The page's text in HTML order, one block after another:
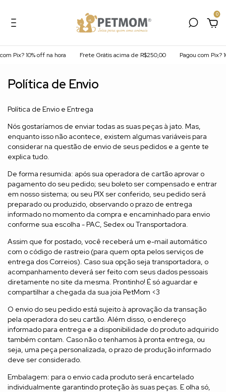
0
Pix? 10% off na hora Frete Grátis acima de R$250,00 Pagou com Pix?
Política de Envio
Política de Envio e Entrega
Nós gostaríamos de enviar todas as suas peças à jato. Mas,
enquanto isso não acontece, existem algumas variáveis para
considerar na questão de envio de seus pedidos e a gente te
explica tudo.
De forma resumida: após sua operadora de cartão aprovar o
pagamento do seu pedido; seu boleto ser compensado e entrar
em nosso sistema; ou seu PIX ser conferido, seu pedido será
preparado ou produzido, observando o prazo de entrega
informado no momento da compra e encaminhado para envio
conforme sua escolha - PAC, Sedex ou Transportadora.
Assim que for postado, você receberá um e-mail automático
com o código de rastreio (para quem opta pelos serviços de
entrega dos Correios). Caso sua opção seja transportadora, o
acompanhamento deverá ser feito com seus dados pessoais
diretamente no site da mesma. Prontinho! É só aguardar e
compartilhar a chegada da sua joia PetMom <3
O envio do seu pedido está sujeito à aprovação da transação
pela operadora do seu cartão. Além disso, o endereço
informado para entrega e a disponibilidade do produto adquirido
também contam. Caso não o tenhamos à pronta entrega, ou
seja, uma peça personalizada, o prazo de produção informado
deve ser considerado.
Embalagem: para o envio cada produto será encartelado
individualmente garantindo proteção às suas peças. E olha só,